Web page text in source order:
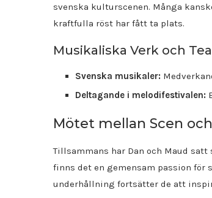
svenska kulturscenen. Många
kraftfulla röst har fått ta plats.
Musikaliska Verk och
Svenska musikaler:
Deltagande i melodifestivalen:
Mötet mellan Scen
Tillsammans har Dan och Maud
finns det en gemensam passion för
underhållning fortsätter de att